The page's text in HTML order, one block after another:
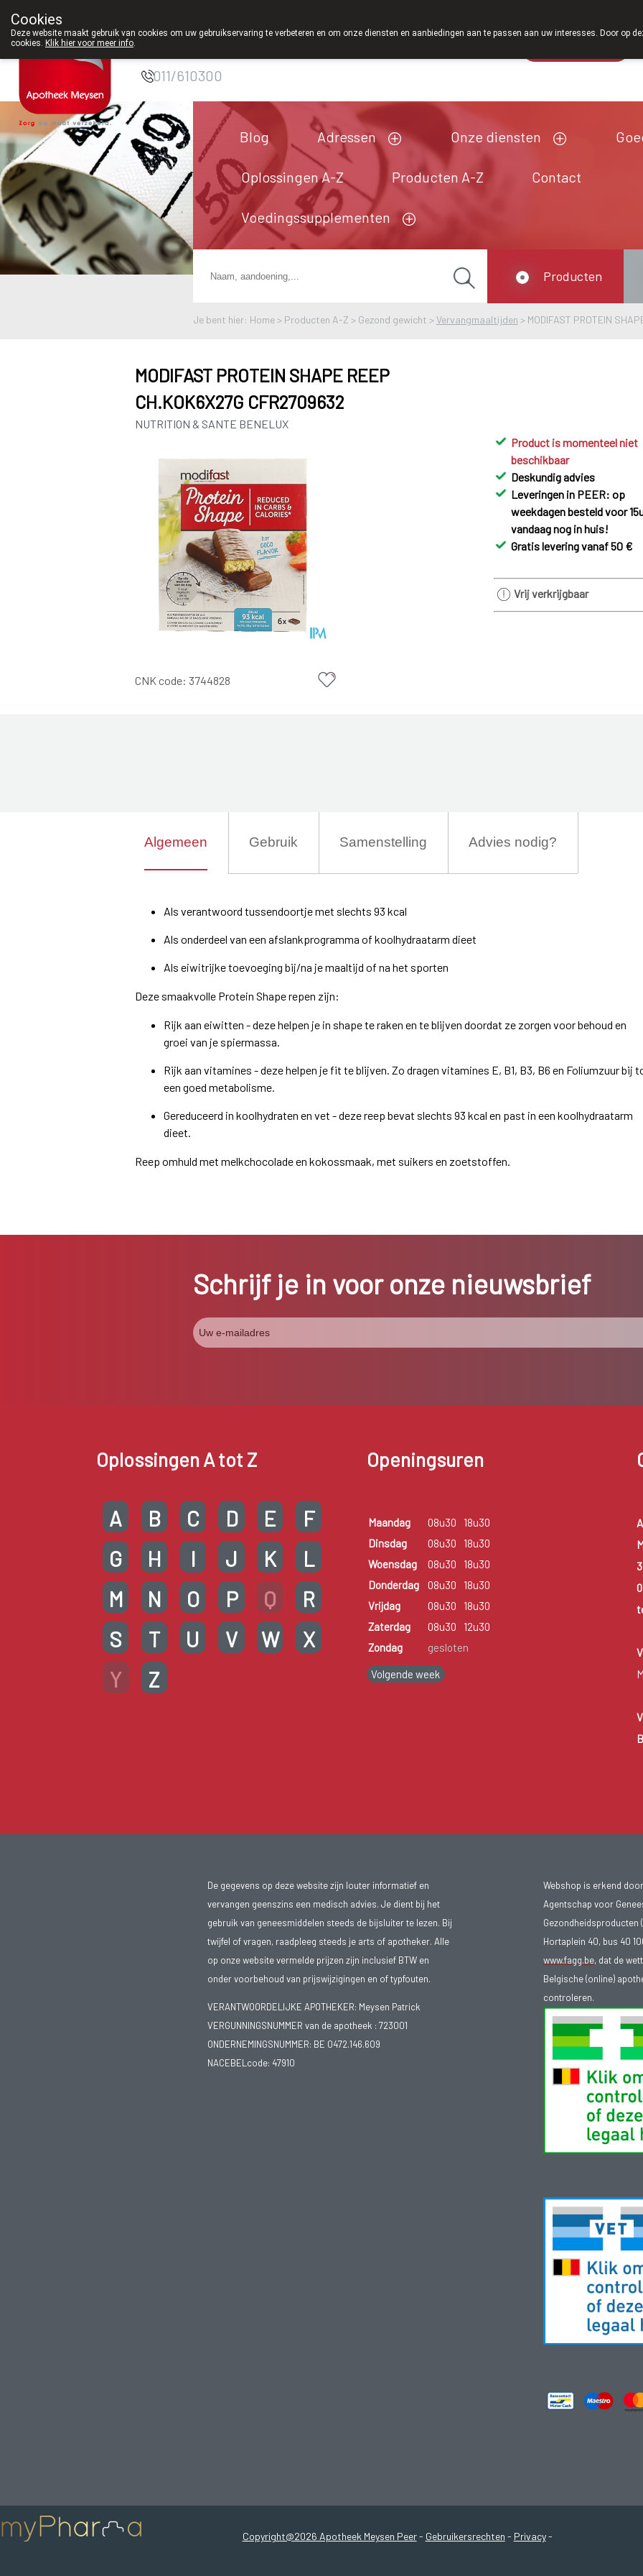
Apotheek Meysen
011/610300
Blog Adressen Onze diensten
Oplossingen A-Z Producten A-Z Contact
Voedingssupplementen
Je bent hier: Home > Producten A-Z > Gezond gewicht >Vervangmaaltijden > MODIFAST PROTEIN
Producten
MODIFAST PROTEIN SHAPE REEP
CH.KOK6X27G CFR2709632
NUTRITION & SANTE BENELUX
CNK code:3744828
Product is momenteel niet
beschikbaar
Deskundig advies
Leveringen in PEER: op
weekdagen besteld voor
vandaag nog in huis!
Gratis levering vanaf 50 €
Vrij verkrijgbaar
Algemeen Gebruik Samenstelling Advies nodig?
Als verantwoord tussendoortje met slechts 93 kcal
Als onderdeel van een afslankprogramma of koolhydraatarm dieet
Als eiwitrijke toevoeging bij/na je maaltijd of na het sporten
Deze smaakvolle Protein Shape repen zijn:
Rijk aan eiwitten - deze helpen je in shape te raken en te blijven doordat ze zorgen voor behoud en
groei van je spiermassa.
Rijk aan vitamines - deze helpen je fit te blijven. Zo dragen vitamines E, B1, B3, B6 en Foliumzuur bij
een goed metabolisme.
Gereduceerd in koolhydraten en vet - deze reep bevat slechts 93 kcal en past in een koolhydraatarm
dieet.
Reep omhuld met melkchocolade en kokossmaak, met suikers en zoetstoffen.
Schrijf je in voor onze nieuwsbrief
Oplossingen A tot Z
A B C D E
F
G
H I J K
L
M
N O P Q
R
S
T U V W
X
Y
Z
Openingsuren
Maandag 08u30
18u30
Dinsdag
08u30
18u30
Woensdag
08u30
18u30
Donderdag
08u30
18u30
Vrijdag
08u30
18u30
Zaterdag
08u30
12u30
Zondag
gesloten
Volgende week
De gegevens op deze website zijn louter informatief en
vervangen geenszins een medisch advies. Je dient bij het
gebruik van geneesmiddelen steeds de bijsluiter te lezen. Bij
twijfel of vragen, raadpleeg steeds je arts of apotheker. Alle
op onze website vermelde prijzen zijn inclusief BTW en
onder voorbehoud van prijswijzigingen en of typfouten.
VERANTWOORDELIJKE APOTHEKER: Meysen Patrick
VERGUNNINGSNUMMER van de apotheek : 723001
ONDERNEMINGSNUMMER: BE 0472.146.609
NACEBELcode: 47910
Webshop is erkend
Agentschap voor
Gezondheidsproducten
Hortaplein 40, bus 40
www.fagg.be, dat de
Belgische (online)
controleren.
Copyright@2026 Apotheek Meysen Peer - Gebruikersrechten - Privacy-
Cookies
Deze website maakt gebruik van cookies om uw gebruikservaring te verbeteren en om onze diensten en aanbiedingen aan te passen aan uw interesses. Door op
cookies. Klik hier voor meer info.